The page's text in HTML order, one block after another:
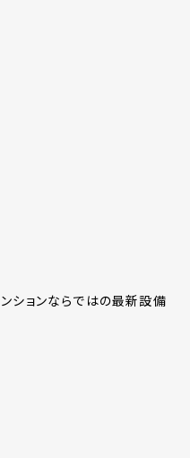
ションならではの最新設備